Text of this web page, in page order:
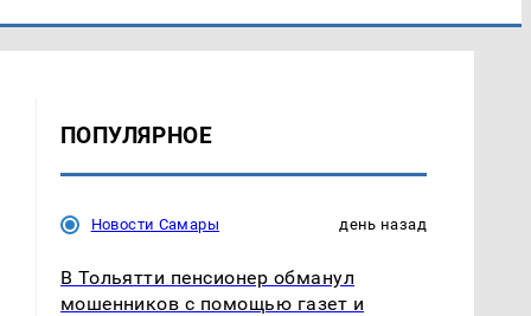
ПОПУЛЯРНОЕ
Новости Самары день назад
В Тольятти пенсионер обманул
мошенников с помощью газет и